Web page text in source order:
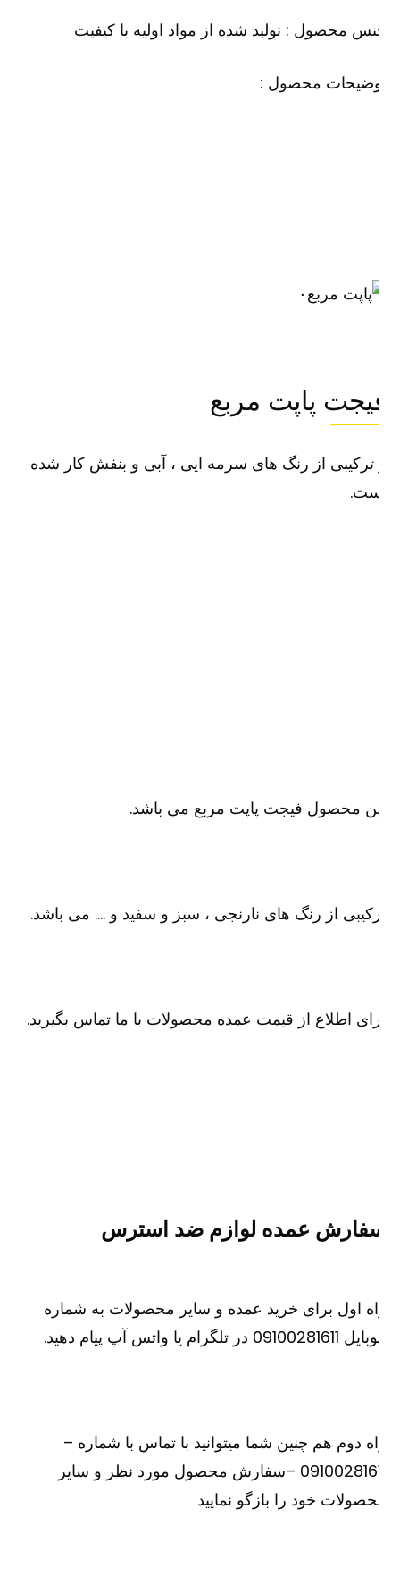
محصول : تولید شده از مواد اولیه با کیفیت
محصول :
۰
پاپت مربع
ترکیبی از رنگ های سرمه ایی ، آبی و بنفش کار شده
محصول فیجت پاپت مربع می باشد.
از رنگ های نارنجی ، سبز و سفید و …. می باشد.
اطلاع از قیمت عمده محصولات با ما تماس بگیرید.
عمده لوازم ضد استرس
اول برای خرید عمده و سایر محصولات به شماره
در تلگرام یا واتس آپ پیام دهید.
دوم هم چنین شما میتوانید با تماس با شماره –
09100281611 –سفارش محصول مورد نظر و سایر
خود را بازگو نمایید